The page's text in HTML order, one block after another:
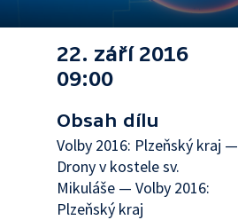
22. září 2016
09:00
Obsah dílu
Volby 2016: Plzeňský kraj —
Drony v kostele sv.
Mikuláše — Volby 2016:
Plzeňský kraj